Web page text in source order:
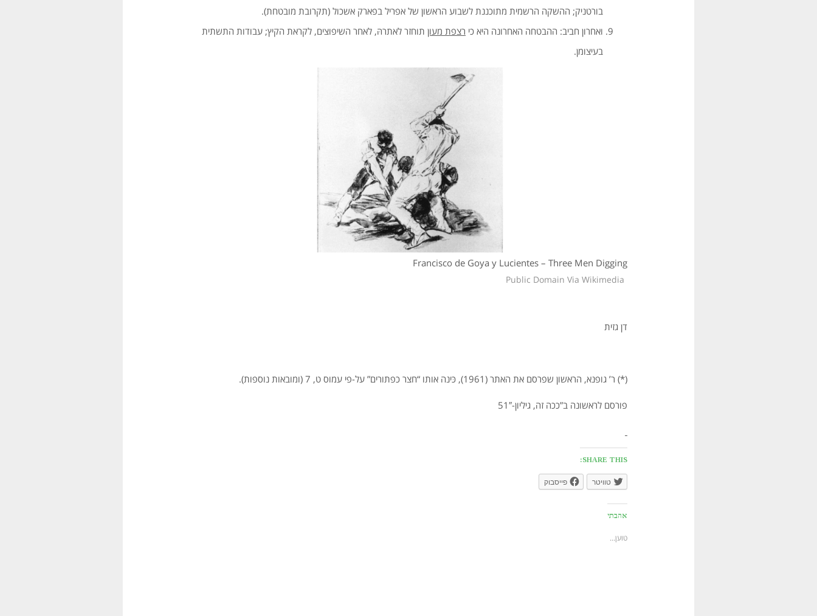
בורטניק; ההשקה הרשמית מתוכננת לשבוע הראשון של אפריל בפארק אשכול (תקרובת מובטחת).
ואחרון חביב: ההבטחה האחרונה היא כי רצפת מעון תוחזר לאתרהּ, לאחר השיפוצים, לקראת הקיץ; עבודות התשתית
בעיצומן.
Francisco de Goya y Lucientes – Three Men Digging
Public Domain Via Wikimedia
דן גזית
(*) ר’ גופנא, הראשון שפרסם את האתר (1961), כּינה אותו “חצר כפתורים” על-פי עמוס ט, 7 (ומובאות נוספות).
פורסם לראשונה ב”ככה זה, גיליון-51″
SHARE THIS:
טוויטר פייסבוק
אהבתי
טוען...